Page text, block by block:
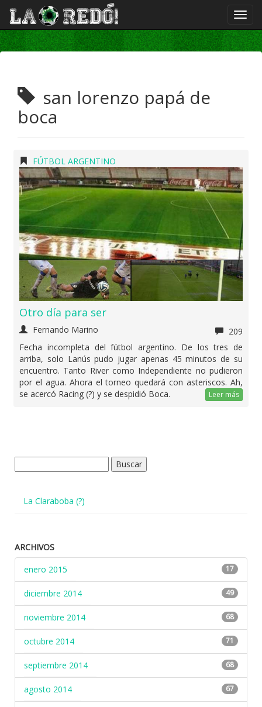
san lorenzo papá de
boca
FÚTBOL ARGENTINO
Otro día para ser
Fernando Marino
209
Fecha incompleta del fútbol argentino. De los tres de
arriba, solo Lanús pudo jugar apenas 45 minutos de su
encuentro. Tanto River como Independiente no pudieron
por el agua. Ahora el torneo quedará con asteriscos. Ah,
se acercó Racing (?) y se despidió Boca.
Leer más
La Claraboba (?)
ARCHIVOS
enero 2015
17
diciembre 2014 49
noviembre 2014 68
octubre 2014 71
septiembre 2014 68
agosto 2014 67